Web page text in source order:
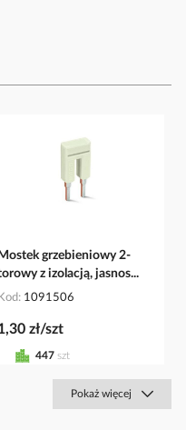
Mostek grzebieniowy 2-
z izolacją, jasnos...
Kod 1091506
zł/szt
447 szt
Pokaż więcej